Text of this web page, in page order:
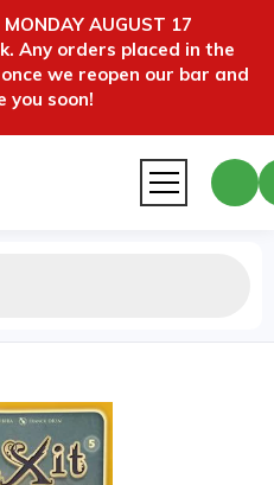
MONDAY AUGUST 17
Any orders placed in the
we reopen our bar and
you soon!